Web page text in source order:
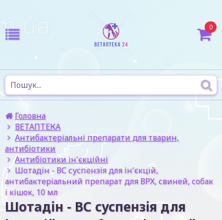
0
Головна
ВЕТАПТЕКА
Антибактеріальні препарати для тварин,
антибіотики
Антибіотики ін'єкційні
Шотадін - ВС суспензія для ін'єкцій,
антибактеріальний препарат для ВРХ, свиней, собак
і кішок, 10 мл
Шотадін - ВС суспензія для